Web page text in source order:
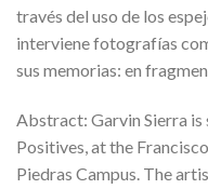
través del uso de los
interviene fotografías
sus memorias: en
Abstract: Garvin Sierra is
Positives, at the
Piedras Campus. The